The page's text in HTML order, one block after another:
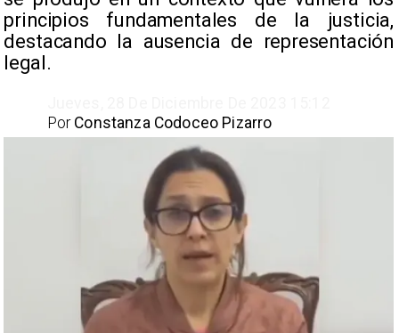
principios fundamentales de la justicia,
destacando la ausencia de representación
legal.
Constanza Codoceo Pizarro
Por